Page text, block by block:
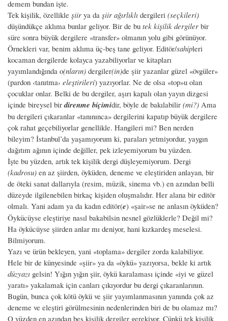
demem bundan işte.
Tek kişilik, özellikle şiir ya da şiir ağırlıklı dergileri (seçkileri)
düşündükçe aklıma bunlar geliyor. Bir de bu tek kişilik dergiler bir
süre sonra büyük dergilere «transfer» olmanın yolu gibi görünüyor.
Örnekleri var, benim aklıma üç-beş tane geliyor. Editör/sahipleri
kocaman dergilerde kolayca yazabiliyorlar ve kitapları
yayımlandığında o(nların) dergiler(in)de şiir yazanlar güzel «övgüler»
(pardon ‹tanıtma› eleştirileri) yazıyorlar. Ne de olsa «top»u olan
çocuklar onlar. Belki de bu dergiler, aşırı kapalı olan yayın dizgesi
içinde bireysel birdirenme biçimidir, böyle de bakılabilir (mi?) Ama
bu dergileri çıkaranlar «tanınınca» dergilerini kapatıp büyük dergilere
çok rahat geçebiliyorlar genellikle. Hangileri mi? Ben nerden
bileyim? İstanbul’da yaşamıyorum ki, paraları yetmiyordur, yaygın
dağıtım ağının içinde değiller, pek izleyemiyorum bu yüzden.
İşte bu yüzden, artık tek kişilik dergi düşleyemiyorum. Dergi
(kadrosu) en az şiirden, öyküden, deneme ve eleştiriden anlayan, bir
de öteki sanat dallarıyla (resim, müzik, sinema vb.) en azından belli
düzeyde ilgilenebilen birkaç kişiden oluşmalıdır. Her alana bir editör
olmalı. Yani adam ya da kadın editör(e) «şair»se ne anlasın öyküden?
Öykücüyse eleştiriye nasıl bakabilsin nesnel gözlüklerle? Değil mi?
Ha öykücüyse şiirden anlar mı deniyor, hani kızkardeş meselesi.
Bilmiyorum.
Yazı ve ürün bekleyen, yani «toplama» dergiler zorda kalabiliyor.
Hele bir de künyesinde «şiir» ya da «öykü» yazıyorsa, bekle ki artık
düzyazı gelsin! Yığın yığın şiir, öykü karalaması içinde «iyi ve güzel
yaratı» yakalamak için canları çıkıyordur bu dergi çıkaranlarının.
Bugün, bunca çok kötü öykü ve şiir yayımlanmasının yanında çok az
deneme ve eleştiri görülmesinin nedenlerinden biri de bu olamaz mı?
O yüzden en azından beş kişilik dergiler gerekiyor. Çünkü tek kişilik